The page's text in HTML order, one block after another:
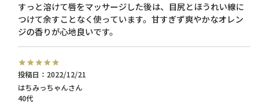
すっと溶けて唇をマッサージした後は、目尻とほうれい線に
つけて余すことなく使っています。甘すぎず爽やかなオレン
ジの香りが心地良いです。
はちみっちゃん
40代
投稿日 2022/12/21